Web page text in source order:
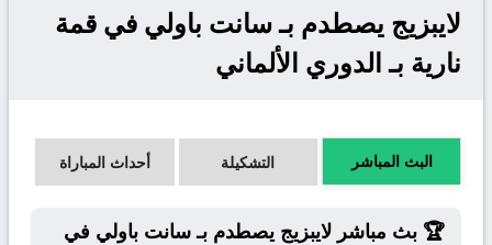
لايبزيج يصطدم بـ سانت باولي في قمة
نارية بـ الدوري الألماني
البث المباشر التشكيلة أحداث المباراة
🏆 بث مباشر لايبزيج يصطدم بـ سانت باولي في